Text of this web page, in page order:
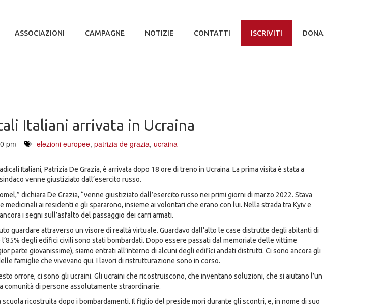
ASSOCIAZIONI CAMPAGNE NOTIZIE CONTATTI ISCRIVITI DONA
Italiani arrivata in Ucraina
pm elezioni europee, patrizia de grazia, ucraina
Italiani, Patrizia De Grazia, è arrivata dopo 18 ore di treno in Ucraina. La prima visita è stata a
venne giustiziato dall’esercito russo.
dichiara De Grazia, “venne giustiziato dall’esercito russo nei primi giorni di marzo 2022. Stava
medicinali ai residenti e gli spararono, insieme ai volontari che erano con lui. Nella strada tra Kyiv e
i segni sull’asfalto del passaggio dei carri armati.
guardare attraverso un visore di realtà virtuale. Guardavo dall’alto le case distrutte degli abitanti di
degli edifici civili sono stati bombardati. Dopo essere passati dal memoriale delle vittime
parte giovanissime), siamo entrati all’interno di alcuni degli edifici andati distrutti. Ci sono ancora gli
famiglie che vivevano qui. I lavori di ristrutturazione sono in corso.
orrore, ci sono gli ucraini. Gli ucraini che ricostruiscono, che inventano soluzioni, che si aiutano l’un
comunità di persone assolutamente straordinarie.
scuola ricostruita dopo i bombardamenti. Il figlio del preside morì durante gli scontri, e, in nome di suo